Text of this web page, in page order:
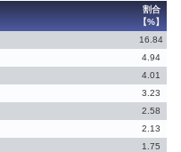
割合
【%】
16.84
4.94
4.01
3.23
2.58
2.13
1.75